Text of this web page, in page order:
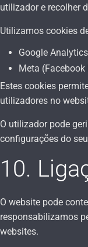
utilizador e recolher
Utilizamos cookies
Google Analytics
Meta (Facebook
Estes cookies
utilizadores no
O utilizador pode
configurações do
10.
O website pode
responsabilizamos
websites.